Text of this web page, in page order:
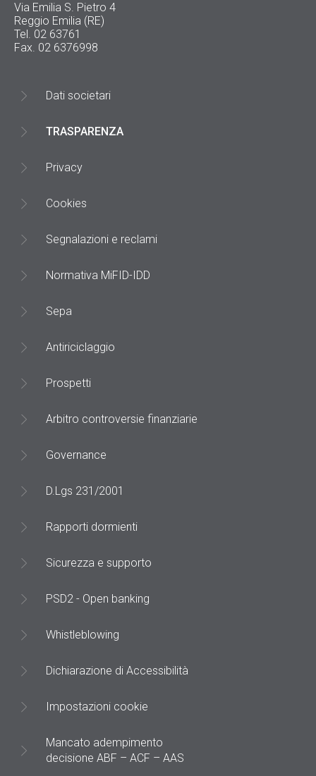
Via Emilia S. Pietro 4
Reggio Emilia (RE)
Tel. 02 63761
Fax. 02 6376998
Dati societari
TRASPARENZA
Privacy
Cookies
Segnalazioni e reclami
Normativa MiFID-IDD
Sepa
Antiriciclaggio
Prospetti
Arbitro controversie finanziarie
Governance
D.Lgs 231/2001
Rapporti dormienti
Sicurezza e supporto
PSD2 - Open banking
Whistleblowing
Dichiarazione di Accessibilità
Impostazioni cookie
Mancato adempimento
decisione ABF – ACF – AAS